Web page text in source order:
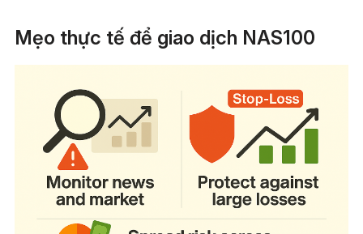
Mẹo thực tế để giao dịch NAS100